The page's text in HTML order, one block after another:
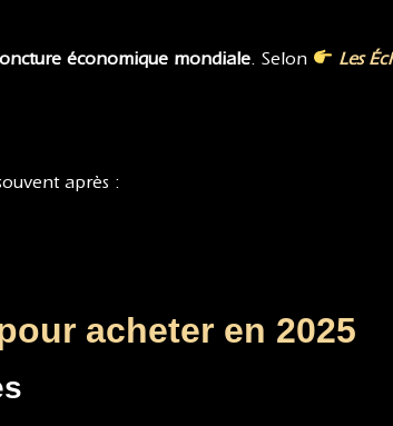
économique mondiale. Selon Les
après :
acheter en 2025